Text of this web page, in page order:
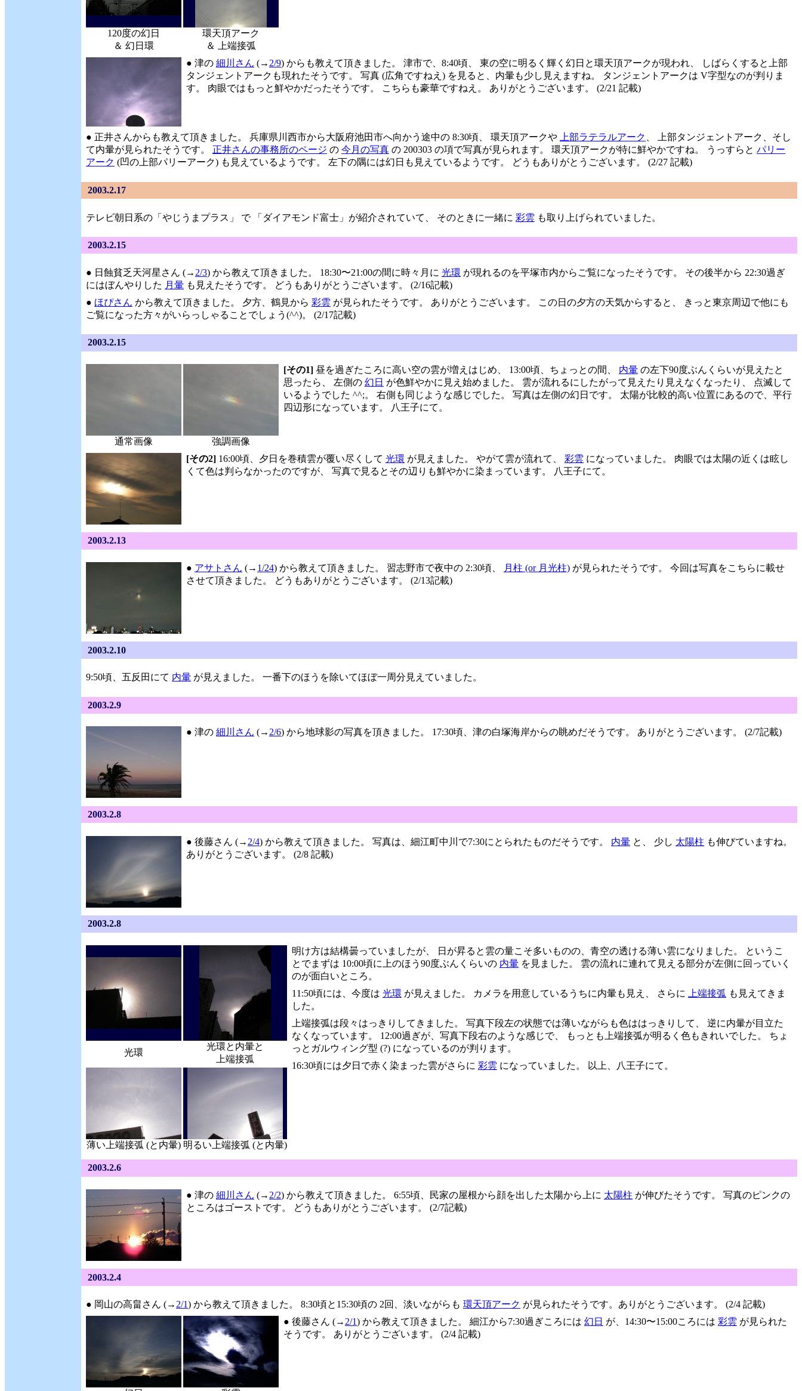
120度の幻日
＆ 幻日環
環天頂アーク
＆ 上端接弧
● 津の 細川さん (→ 2/9) からも教えて頂きました。 津市で、8:40頃、 東の空に明るく輝く幻日と環天頂アークが現われ、 しばらくすると上部
タンジェントアークも現れたそうです。 写真 (広角ですねえ) を見ると、内暈も少し見えますね。 タンジェントアークは V字型なのが判りま
す。 肉眼ではもっと鮮やかだったそうです。 こちらも豪華ですねえ。 ありがとうございます。 (2/21 記載)
● 正井さんからも教えて頂きました。 兵庫県川西市から大阪府池田市へ向かう途中の 8:30頃、 環天頂アークや 上部ラテラルアーク
、 上部タンジェントアーク、そし
て内暈が見られたそうです。 正井さんの事務所のページ の 今月の写真 の 200303 の項で写真が見られます。 環天頂アークが特に鮮やかですね。 うっすらと パリー
アーク (凹の上部パリーアーク) も見えているようです。 左下の隅には幻日も見えているようです。 どうもありがとうございます。 (2/27 記載)
2003.2.17
テレビ朝日系の「やじうまプラス」 で 「ダイアモンド富士」が紹介されていて、 そのときに一緒に 彩雲 も取り上げられていました。
2003.2.15
● 日蝕貧乏天河星さん (→ 2/3) から教えて頂きました。 18:30〜21:00の間に時々月に 光環 が現れるのを平塚市内からご覧になったそうです。 その後半から 22:30過ぎ
にはぼんやりした 月暈 も見えたそうです。 どうもありがとうございます。 (2/16記載)
● ほぴさん から教えて頂きました。 夕方、鶴見から 彩雲 が見られたそうです。 ありがとうございます。 この日の夕方の天気からすると、 きっと東京周辺で他にも
ご覧になった方々がいらっしゃることでしょう(^^)。 (2/17記載)
2003.2.15
通常画像 強調画像
[その1] 昼を過ぎたころに高い空の雲が増えはじめ、 13:00頃、ちょっとの間、 内暈 の左下90度ぶんくらいが見えたと
思ったら、 左側の 幻日 が色鮮やかに見え始めました。 雲が流れるにしたがって見えたり見えなくなったり、 点滅して
いるようでした ^^;。 右側も同じような感じでした。 写真は左側の幻日です。 太陽が比較的高い位置にあるので、平行
四辺形になっています。 八王子にて。
[その2] 16:00頃、夕日を巻積雲が覆い尽くして 光環 が見えました。 やがて雲が流れて、 彩雲 になっていました。 肉眼では太陽の近くは眩し
くて色は判らなかったのですが、 写真で見るとその辺りも鮮やかに染まっています。 八王子にて。
2003.2.13
● アサトさん (→ 1/24) から教えて頂きました。 習志野市で夜中の 2:30頃、 月柱 (or 月光柱) が見られたそうです。 今回は写真をこちらに載せ
させて頂きました。 どうもありがとうございます。 (2/13記載)
2003.2.10
9:50頃、五反田にて 内暈 が見えました。 一番下のほうを除いてほぼ一周分見えていました。
2003.2.9
● 津の 細川さん (→2/6) から地球影の写真を頂きました。 17:30頃、津の白塚海岸からの眺めだそうです。 ありがとうございます。 (2/7記載)
2003.2.8
● 後藤さん (→ 2/4) から教えて頂きました。 写真は、細江町中川で7:30にとられたものだそうです。 内暈 と、 少し 太陽柱 も伸びていますね。
ありがとうございます。 (2/8 記載)
2003.2.8
光環
光環と内暈と
上端接弧
薄い上端接弧 (と内暈) 明るい上端接弧 (と内暈)
明け方は結構曇っていましたが、 日が昇ると雲の量こそ多いものの、青空の透ける薄い雲になりました。 というこ
とでまずは 10:00頃に上のほう90度ぶんくらいの 内暈 を見ました。 雲の流れに連れて見える部分が左側に回っていく
のが面白いところ。
11:50頃には、今度は 光環 が見えました。 カメラを用意しているうちに内暈も見え、 さらに 上端接弧 も見えてきま
した。
上端接弧は段々はっきりしてきました。 写真下段左の状態では薄いながらも色ははっきりして、 逆に内暈が目立た
なくなっています。 12:00過ぎが、写真下段右のような感じで、 もっとも上端接弧が明るく色もきれいでした。 ちょ
っとガルウィング型 (?) になっているのが判ります。
16:30頃には夕日で赤く染まった雲がさらに 彩雲 になっていました。 以上、八王子にて。
2003.2.6
● 津の 細川さん (→ 2/2) から教えて頂きました。 6:55頃、民家の屋根から顔を出した太陽から上に 太陽柱 が伸びたそうです。 写真のピンクの
ところはゴーストです。 どうもありがとうございます。 (2/7記載)
2003.2.4
● 岡山の高畠さん (→ 2/1) から教えて頂きました。 8:30頃と15:30頃の 2回、淡いながらも 環天頂アーク が見られたそうです。ありがとうございます。 (2/4 記載)
● 後藤さん (→ 2/1) から教えて頂きました。 細江から7:30過ぎころには 幻日 が、14:30〜15:00ころには 彩雲 が見られた
そうです。 ありがとうございます。 (2/4 記載)